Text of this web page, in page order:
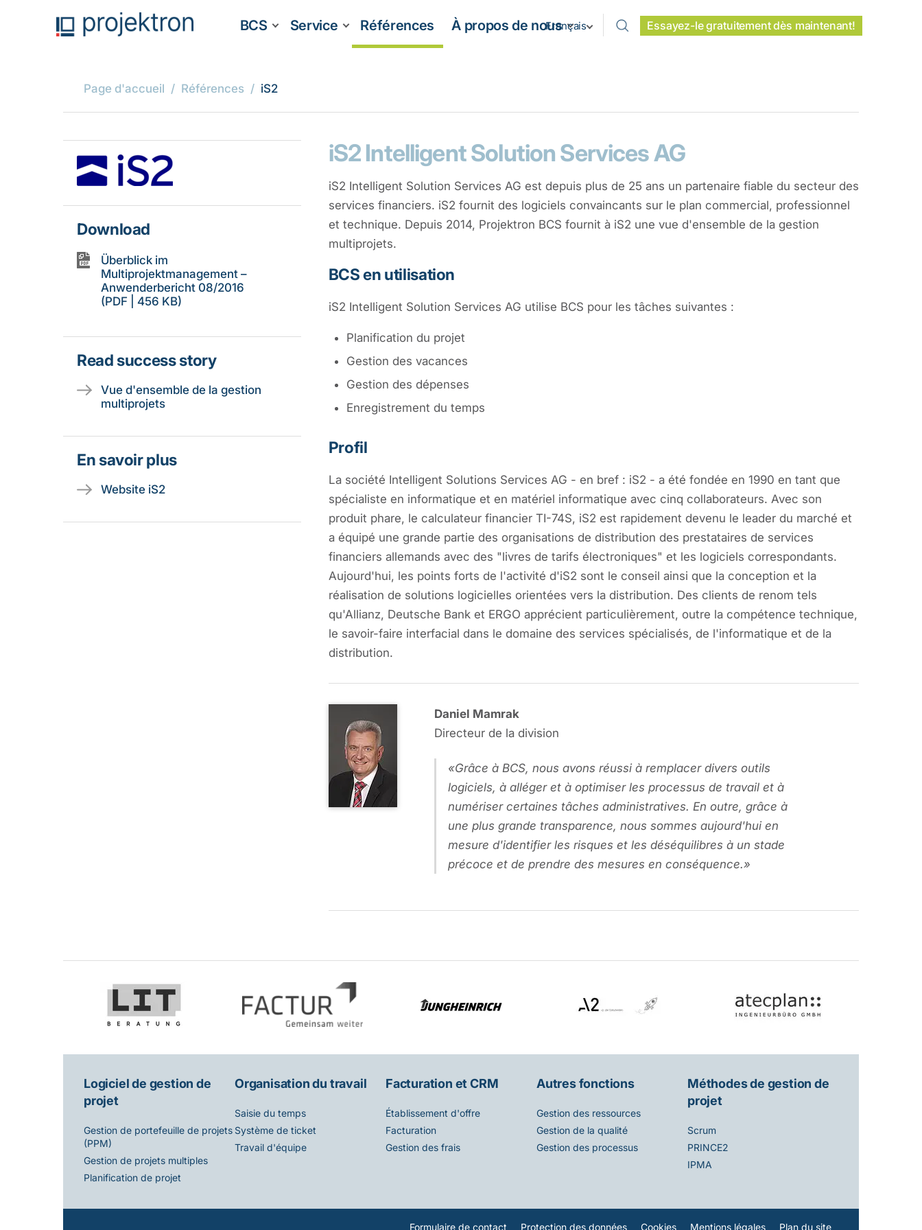
Français Essayez-le gratuitement dès maintenant!
BCS Service Références À propos de nous
Page d'accueil Références iS2
iS2 Intelligent Solution Services AG
iS2 Intelligent Solution Services AG est depuis plus de 25 ans un partenaire fiable du secteur des
services financiers. iS2 fournit des logiciels convaincants sur le plan commercial, professionnel
et technique. Depuis 2014, Projektron BCS fournit à iS2 une vue d'ensemble de la gestion
multiprojets.
BCS en utilisation
iS2 Intelligent Solution Services AG utilise BCS pour les tâches suivantes :
Planification du projet
Gestion des vacances
Gestion des dépenses
Enregistrement du temps
Profil
La société Intelligent Solutions Services AG - en bref : iS2 - a été fondée en 1990 en tant que
spécialiste en informatique et en matériel informatique avec cinq collaborateurs. Avec son
produit phare, le calculateur financier TI-74S, iS2 est rapidement devenu le leader du marché et
a équipé une grande partie des organisations de distribution des prestataires de services
financiers allemands avec des "livres de tarifs électroniques" et les logiciels correspondants.
Aujourd'hui, les points forts de l'activité d'iS2 sont le conseil ainsi que la conception et la
réalisation de solutions logicielles orientées vers la distribution. Des clients de renom tels
qu'Allianz, Deutsche Bank et ERGO apprécient particulièrement, outre la compétence technique,
le savoir-faire interfacial dans le domaine des services spécialisés, de l'informatique et de la
distribution.
Daniel Mamrak
Directeur de la division
Grâce à BCS, nous avons réussi à remplacer divers outils
logiciels, à alléger et à optimiser les processus de travail et à
numériser certaines tâches administratives. En outre, grâce à
une plus grande transparence, nous sommes aujourd'hui en
mesure d'identifier les risques et les déséquilibres à un stade
précoce et de prendre des mesures en conséquence.
Download
Überblick im
Multiprojektmanagement –
Anwenderbericht 08/2016
(PDF | 456 KB)
Read success story
Vue d'ensemble de la gestion
multiprojets
En savoir plus
Website iS2
Logiciel de gestion de
projet
Gestion de portefeuille de projets
(PPM)
Gestion de projets multiples
Planification de projet
Organisation du travail
Saisie du temps
Système de ticket
Travail d'équipe
Facturation et CRM
Établissement d'offre
Facturation
Gestion des frais
Autres fonctions
Gestion des ressources
Gestion de la qualité
Gestion des processus
Méthodes de gestion de
projet
Scrum
PRINCE2
IPMA
Formulaire de contact Protection des données Cookies Mentions légales Plan du site